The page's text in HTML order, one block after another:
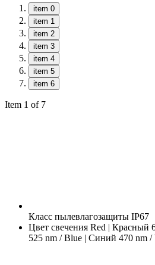
item 0
item 1
item 2
item 3
item 4
item 5
item 6
Item 1 of 7
Класс пылевлагозащиты IP67
Цвет свечения Red | Красный
525 nm / Blue | Синий 470 nm